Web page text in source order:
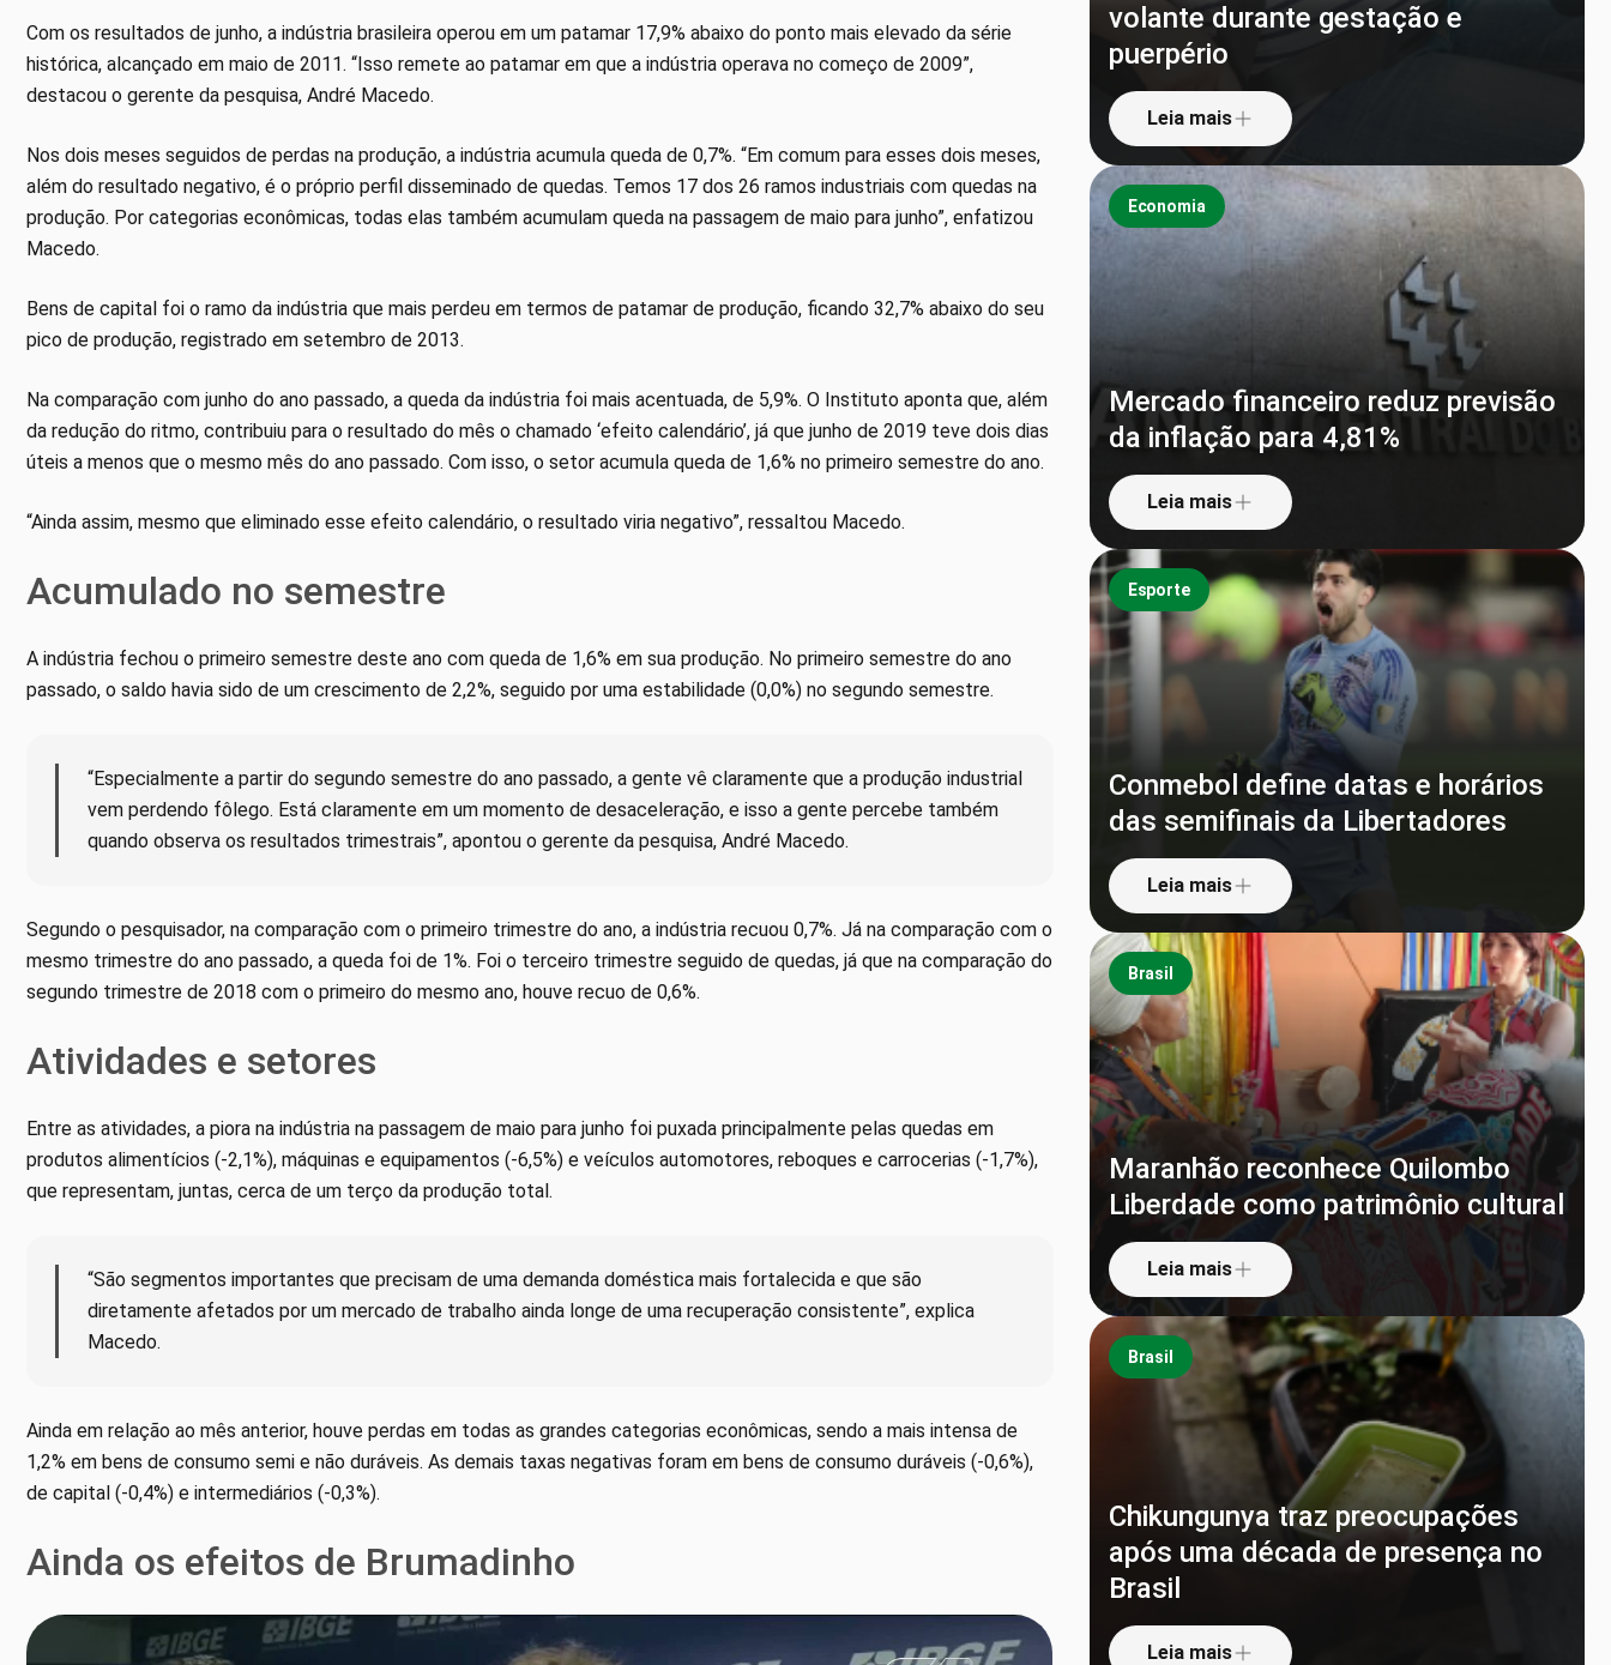
Com os resultados de junho, a indústria brasileira operou em um patamar 17,9% abaixo do ponto mais elevado da série
histórica, alcançado em maio de 2011. “Isso remete ao patamar em que a indústria operava no começo de 2009”,
destacou o gerente da pesquisa, André Macedo.
Nos dois meses seguidos de perdas na produção, a indústria acumula queda de 0,7%. “Em comum para esses dois meses,
além do resultado negativo, é o próprio perfil disseminado de quedas. Temos 17 dos 26 ramos industriais com quedas na
produção. Por categorias econômicas, todas elas também acumulam queda na passagem de maio para junho”, enfatizou
Macedo.
Bens de capital foi o ramo da indústria que mais perdeu em termos de patamar de produção, ficando 32,7% abaixo do seu
pico de produção, registrado em setembro de 2013.
Na comparação com junho do ano passado, a queda da indústria foi mais acentuada, de 5,9%. O Instituto aponta que, além
da redução do ritmo, contribuiu para o resultado do mês o chamado ‘efeito calendário’, já que junho de 2019 teve dois dias
úteis a menos que o mesmo mês do ano passado. Com isso, o setor acumula queda de 1,6% no primeiro semestre do ano.
“Ainda assim, mesmo que eliminado esse efeito calendário, o resultado viria negativo”, ressaltou Macedo.
Acumulado no semestre
A indústria fechou o primeiro semestre deste ano com queda de 1,6% em sua produção. No primeiro semestre do ano
passado, o saldo havia sido de um crescimento de 2,2%, seguido por uma estabilidade (0,0%) no segundo semestre.
“Especialmente a partir do segundo semestre do ano passado, a gente vê claramente que a produção industrial
vem perdendo fôlego. Está claramente em um momento de desaceleração, e isso a gente percebe também
quando observa os resultados trimestrais”, apontou o gerente da pesquisa, André Macedo.
Segundo o pesquisador, na comparação com o primeiro trimestre do ano, a indústria recuou 0,7%. Já na comparação com o
mesmo trimestre do ano passado, a queda foi de 1%. Foi o terceiro trimestre seguido de quedas, já que na comparação do
segundo trimestre de 2018 com o primeiro do mesmo ano, houve recuo de 0,6%.
Atividades e setores
Entre as atividades, a piora na indústria na passagem de maio para junho foi puxada principalmente pelas quedas em
produtos alimentícios (-2,1%), máquinas e equipamentos (-6,5%) e veículos automotores, reboques e carrocerias (-1,7%),
que representam, juntas, cerca de um terço da produção total.
“São segmentos importantes que precisam de uma demanda doméstica mais fortalecida e que são
diretamente afetados por um mercado de trabalho ainda longe de uma recuperação consistente”, explica
Macedo.
Ainda em relação ao mês anterior, houve perdas em todas as grandes categorias econômicas, sendo a mais intensa de
1,2% em bens de consumo semi e não duráveis. As demais taxas negativas foram em bens de consumo duráveis (-0,6%),
de capital (-0,4%) e intermediários (-0,3%).
Ainda os efeitos de Brumadinho
volante durante gestação e
puerpério
Leia mais
Economia
Mercado financeiro reduz previsão
da inflação para 4,81%
Leia mais
Esporte
Conmebol define datas e horários
das semifinais da Libertadores
Leia mais
Brasil
Maranhão reconhece Quilombo
Liberdade como patrimônio cultural
Leia mais
Brasil
Chikungunya traz preocupações
após uma década de presença no
Brasil
Leia mais